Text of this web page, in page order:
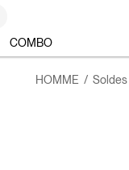
COMBO
HOMME Soldes